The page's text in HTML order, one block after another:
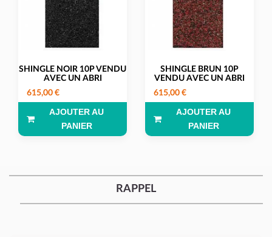
SHINGLE NOIR 10P VENDU
AVEC UN ABRI
615,00 €
AJOUTER AU
PANIER
SHINGLE BRUN 10P
VENDU AVEC UN ABRI
615,00 €
AJOUTER AU
PANIER
RAPPEL